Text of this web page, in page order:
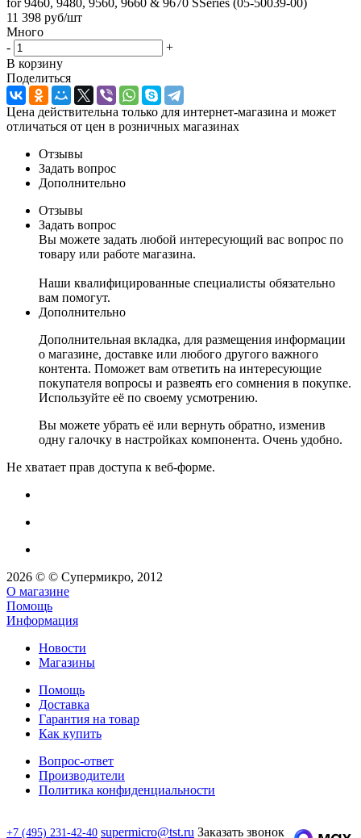
11 398 руб/шт
Много
-
+
В корзину
Поделиться
Цена действительна только для интернет-магазина и может
отличаться от цен в розничных магазинах
Отзывы
Задать вопрос
Дополнительно
Отзывы
Задать вопрос
Вы можете задать любой интересующий вас вопрос по
товару или работе магазина.
Наши квалифицированные специалисты обязательно
вам помогут.
Дополнительно
Дополнительная вкладка, для размещения информации
о магазине, доставке или любого другого важного
контента. Поможет вам ответить на интересующие
покупателя вопросы и развеять его сомнения в покупке.
Используйте её по своему усмотрению.
Вы можете убрать её или вернуть обратно, изменив
одну галочку в настройках компонента. Очень удобно.
Не хватает прав доступа к веб-форме.
2026 © © Супермикро, 2012
О магазине
Помощь
Информация
Новости
Магазины
Помощь
Доставка
Гарантия на товар
Как купить
Вопрос-ответ
Производители
Политика конфиденциальности
+7 (495) 231-42-40 supermicro@tst.ru Заказать звонок